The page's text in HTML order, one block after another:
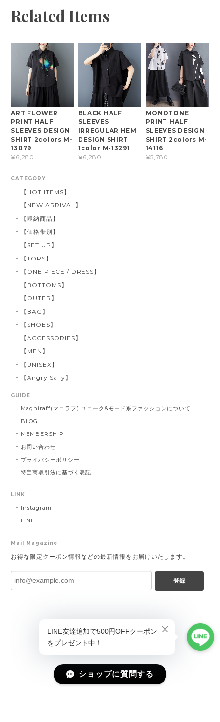
Related Items
ART FLOWER
PRINT HALF
SLEEVES DESIGN
SHIRT 2colors M-
13079
¥6,280
BLACK HALF
SLEEVES
IRREGULAR HEM
DESIGN SHIRT
1color M-13291
¥6,280
MONOTONE
PRINT HALF
SLEEVES DESIGN
SHIRT 2colors M-
14116
¥5,780
CATEGORY
【HOT ITEMS】
【NEW ARRIVAL】
【即納商品】
【価格帯別】
【SET UP】
【TOPS】
【ONE PIECE / DRESS】
【BOTTOMS】
【OUTER】
【BAG】
【SHOES】
【ACCESSORIES】
【MEN】
【UNISEX】
【Angry Sally】
GUIDE
Magniraff(マニラフ) ユニーク&モード系ファッションについて
BLOG
MEMBERSHIP
お問い合わせ
プライバシーポリシー
特定商取引法に基づく表記
LINK
Instagram
LINE
Mail Magazine
お得な限定クーポン情報などの最新情報をお届けいたします。
登録
ショップに質問する